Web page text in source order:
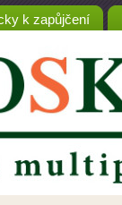
k zapůjčení